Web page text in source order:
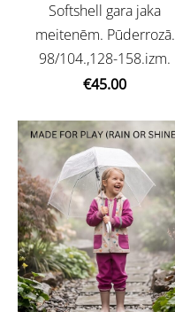
Softshell gara jaka
meitenēm. Pūderrozā.
98/104.,128-158.izm.
€45.00